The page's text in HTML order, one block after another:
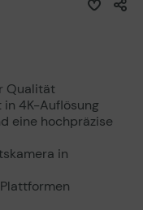
Qualität
4K-Auflösung
eine hochpräzise
in